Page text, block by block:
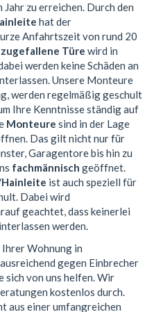
Jahr zu erreichen. Durch den
hat der
Anfahrtszeit von rund 20
zugefallene Türe wird in
werden keine Schäden an
Unsere Monteure
werden regelmäßig geschult
Ihre Kenntnisse ständig auf
Monteure sind in der Lage
Das gilt nicht nur für
Garagentore bis hin zu
fachmännisch geöffnet.
ist auch speziell für
Dabei wird
geachtet, dass keinerlei
werden.
Ihrer Wohnung in
gegen Einbrecher
sich von uns helfen. Wir
kostenlos durch.
aus einer umfangreichen